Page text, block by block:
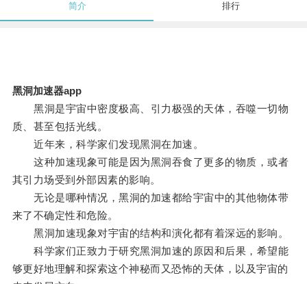
简介 排行
黑洞加速器app
黑洞是宇宙中密度极高、引力极强的天体，吞噬一切物
质、甚至包括光线。
近年来，科学家们发现黑洞在加速。
这种加速现象可能是因为黑洞吞食了更多的物质，或者
其引力场受到外部因素的影响。
无论是哪种情况，黑洞的加速都给宇宙中的其他物体带
来了不确定性和危险。
黑洞加速现象对宇宙的结构和演化都有着深远的影响。
科学家们正致力于研究黑洞加速的原因和后果，希望能
够更好地理解和探索这个神秘而又恐怖的天体，以及宇宙的